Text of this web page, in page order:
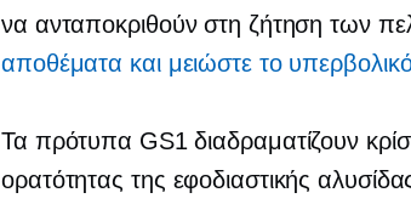
να ανταποκριθούν στη ζήτηση των
αποθέματα και μειώστε το
Τα πρότυπα GS1 διαδραματίζουν
ορατότητας της εφοδιαστικής